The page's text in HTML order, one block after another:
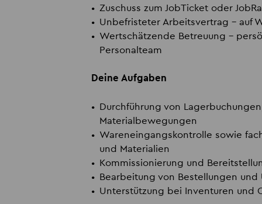
Zuschuss zum JobTicket oder
Unbefristeter Arbeitsvertrag – auf
Wertschätzende Betreuung –
Personalteam
Deine Aufgaben
Durchführung von
Materialbewegungen
Wareneingangskontrolle sowie
und Materialien
Kommissionierung und
Bearbeitung von Bestellungen
Unterstützung bei Inventuren und